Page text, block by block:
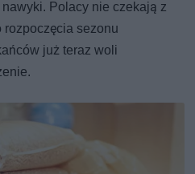
Polacy nie czekają z
rozpoczęcia sezonu
już teraz woli